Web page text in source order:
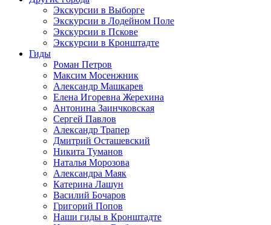
Экскурсии в Выборге
Экскурсии в Лодейном Поле
Экскурсии в Пскове
Экскурсии в Кронштадте
Гиды
Роман Петров
Максим Мосенжник
Александр Машкарев
Елена Игоревна Жерехина
Антонина Заинчковская
Сергей Павлов
Александр Трапер
Дмитрий Осташевский
Никита Туманов
Наталья Морозова
Александра Маяк
Катерина Лашун
Василий Бочаров
Григорий Попов
Наши гиды в Кронштадте